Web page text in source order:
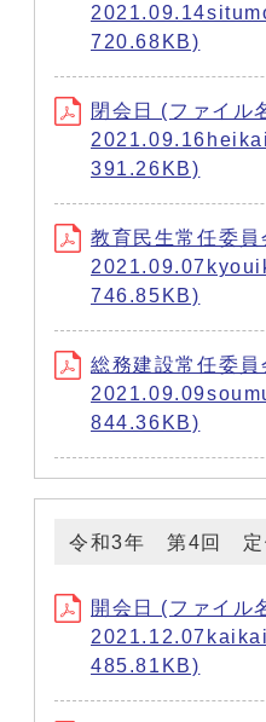
720.68KB)
閉会日 (ファイル
391.26KB)
教育民生常任委員
746.85KB)
総務建設常任委員
844.36KB)
令和3年 第4回 定
開会日 (ファイル
485.81KB)